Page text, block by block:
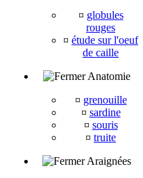
¤ globules
rouges
¤ étude sur l'oeuf
de caille
Anatomie
¤ grenouille
¤ sardine
¤ souris
¤ truite
Araignées